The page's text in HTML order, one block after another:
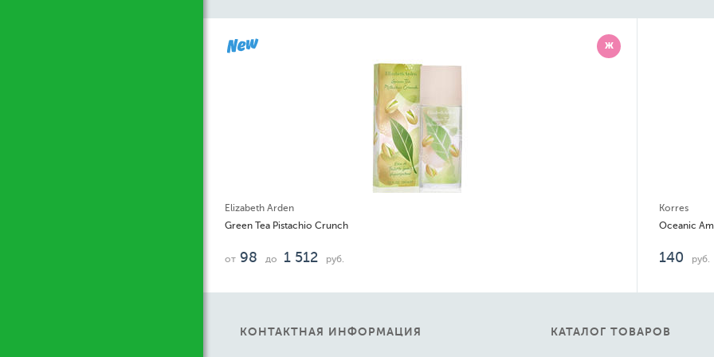
Elizabeth Arden
Green Tea Pistachio Crunch
до 1 512 руб.
Oceanic Amber
руб.
КОНТАКТНАЯ ИНФОРМАЦИЯ КАТАЛОГ ТОВАРОВ